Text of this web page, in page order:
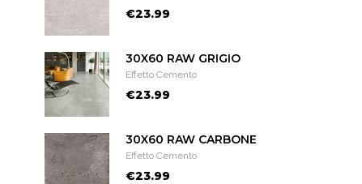
€23.99
30X60 RAW GRIGIO
Effetto Cemento
€23.99
30X60 RAW CARBONE
Effetto Cemento
€23.99